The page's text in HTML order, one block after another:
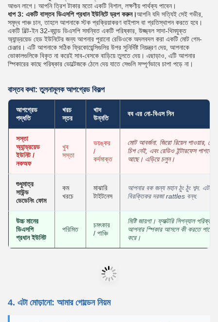
আগুন লাগে। আপনি ত্রিশ টাকার মতো একটি বিশাল, লক্ষণীয় পার্থক্য পাবেন।
ধাপ 3: একটি বাস্তব ডিএসপি প্রধান ইউনিটে ড্রপ করুন।আপনি যদি সত্যিই সেই গভীর,
সমৃদ্ধ পাঞ্চ চান, তাহলে আপনাকে স্টক প্রক্রিয়াকরণ বাইপাস বা প্রতিস্থাপন করতে হবে।
একটি বিল্ট-ইন 32-ব্যান্ড ডিএসপি সমন্বিত একটি পরিষ্কার, উজ্জ্বল সাদা-থিমযুক্ত
অ্যান্ড্রয়েড হেড ইউনিটের জন্য আপনার পুরানো রেডিওকে অদলবদল করা একটি মোট গেম-
চেঞ্জার। এটি আপনাকে সঠিক ফ্রিকোয়েন্সিগুলির উপর সুনির্দিষ্ট নিয়ন্ত্রণ দেয়, আপনাকে
ভোকালগুলিকে বিকৃত না করেই সাব-বেসকে বাড়িয়ে তুলতে দেয়। এছাড়াও, এটি আপনার
স্পিকারের কাছে পরিষ্কার ভোল্টেজকে ঠেলে দেয় যাতে সেগুলি সম্পূর্ণভাবে চাপা পড়ে না।
বাস্তব কথা: তুলনামূলক আপগ্রেড বিকল্প
আপগ্রেড
পদ্ধতি
খরচ
স্তর
খাদ
উন্নতি
বব এর নো-বিএস নিন
সস্তা
অ্যান্ড্রয়েড
ইউনিট /
নকঅফ
খুব
সস্তা
ভয়ঙ্কর
/
কর্দমাক্ত
মোট আবর্জনা. জিরো রিয়েল পাওয়ার,
চিপ নেই, এবং রেডিও ইন্টারফেস পাগলের
আছে। এড়িয়ে চলুন।
শুধুমাত্র
সাউন্ড
ডেডেনিং ফোম
কম
খরচে
মাঝারি
টাইটনেস
আপনার বক জন্য মহান ঠুং ঠুং শব্দ. এটা
বিরক্তিকর দরজা rattles বন্ধ.
উচ্চ মানের
ডিএসপি
প্রধান ইউনিট
পরিমিত
চমৎকার
/ পাঞ্চি
মিষ্টি জায়গা। ফ্যাক্টরি সিগন্যাল
আপনার স্পিকার আসলে কী করতে পারে
করে।
4. এটা মোড়ানো: আমার গোল্ডেন নিয়ম